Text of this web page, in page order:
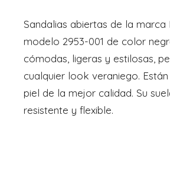
Sandalias abiertas de la marca
modelo 2953-001 de color
cómodas, ligeras y estilosas,
cualquier look veraniego.
piel de la mejor calidad. Su
resistente y flexible.